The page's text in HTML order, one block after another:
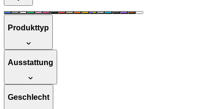
Produkttyp
Ausstattung
Geschlecht